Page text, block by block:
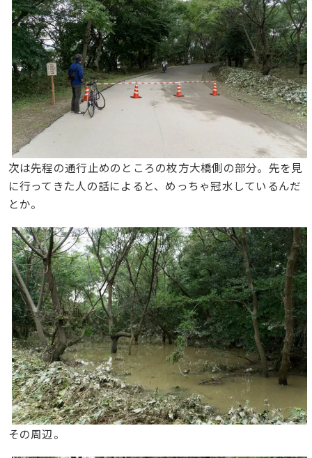
次は先程の通行止めのところの枚方大橋側の部分。先を見
に行ってきた人の話によると、めっちゃ冠水しているんだ
とか。
その周辺。